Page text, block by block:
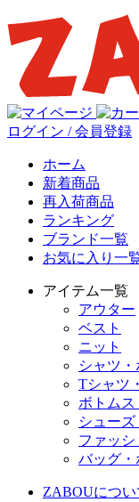
ログイン / 会員登録
ホーム
新着商品
再入荷商品
ランキング
ブランド一覧
お気に入り一
アイテム一覧
アウター
ベスト
ニット
シャツ
Tシャツ
ボトムス
シュー
ファッシ
バッグ・
ZABOUについ